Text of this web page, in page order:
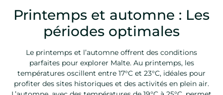
Printemps et automne : Les
périodes optimales
Le printemps et l’automne offrent des conditions
parfaites pour explorer Malte. Au printemps, les
températures oscillent entre 17°C et 23°C, idéales pour
profiter des sites historiques et des activités en plein air.